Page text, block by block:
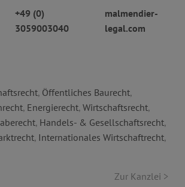
+49 (0)
3059003040
malmendier-
legal.com
, Öffentliches Baurecht,
, Energierecht, Wirtschaftsrecht,
, Handels- & Gesellschaftsrecht,
, Internationales Wirtschaftrecht,
Zur Kanzlei >